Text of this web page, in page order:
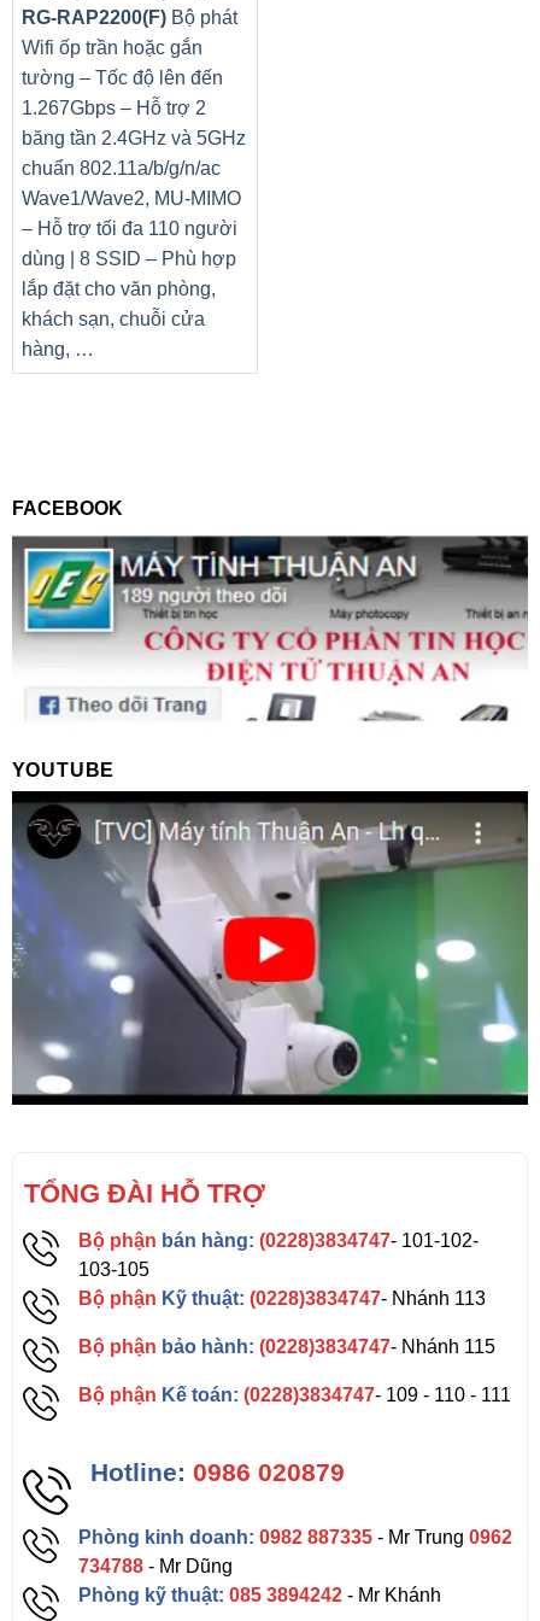
RG-RAP2200(F)Bộ phát
Wifi ốp trần hoặc gắn
tường – Tốc độ lên đến
1.267Gbps – Hỗ trợ 2
băng tần 2.4GHz và 5GHz
chuẩn 802.11a/b/g/n/ac
Wave1/Wave2, MU-MIMO
– Hỗ trợ tối đa 110 người
dùng | 8 SSID – Phù hợp
lắp đặt cho văn phòng,
khách sạn, chuỗi cửa
hàng, …
FACEBOOK
YOUTUBE
TỔNG ĐÀI HỖ TRỢ
Bộ phận bán hàng: (0228)3834747- 101-102-
103-105
Bộ phận Kỹ thuật: (0228)3834747- Nhánh 113
Bộ phận bảo hành: (0228)3834747- Nhánh 115
Bộ phận Kế toán: (0228)3834747- 109 - 110 - 111
Hotline: 0986 020879
Phòng kinh doanh: 0982 887335 - Mr Trung0962
734788 - Mr Dũng
Phòng kỹ thuật:085 3894242 - Mr Khánh